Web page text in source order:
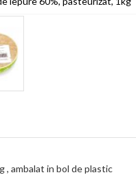
, ambalat in bol de plastic